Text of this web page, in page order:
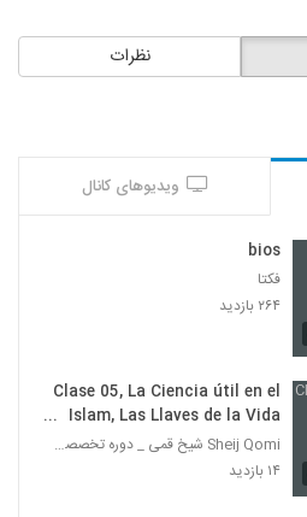
نظرات
ویدیوهای کانال
bios
فکتا
۲۶۴ بازدید
Clase 05, La Ciencia útil en el
Islam, Las Llaves de la Vida
islámica, Sheij Qomi
Sheij Qomi شیخ قمی _ دوره تخصصی تربیت مبلغه غرب
۱۴ بازدید